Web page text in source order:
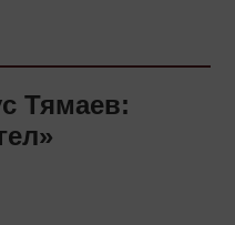
Тямаев: